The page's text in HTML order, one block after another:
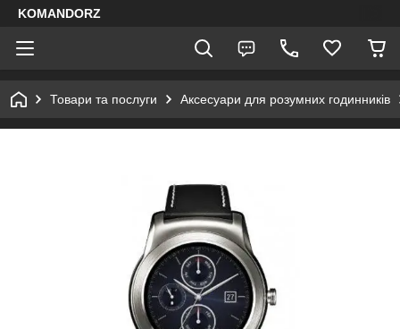
KOMANDORZ
Товари та послуги Аксесуари для розумних годинників